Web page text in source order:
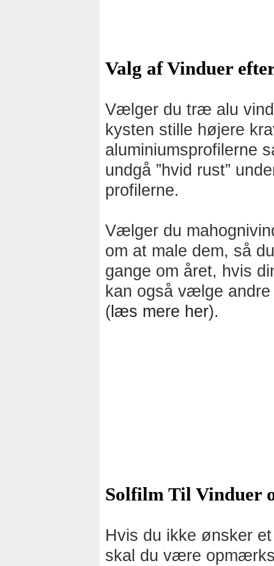
Valg af Vinduer
Vælger du træ alu
kysten stille højere
aluminiumsprofilerne
undgå ”hvid rust”
profilerne.
Vælger du
om at male dem, så
gange om året, hvis
kan også vælge
( læs mere her).
Solfilm Til Vinduer
Hvis du ikke ønsker
skal du være